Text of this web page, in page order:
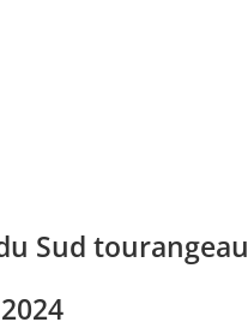
Sud tourangeau